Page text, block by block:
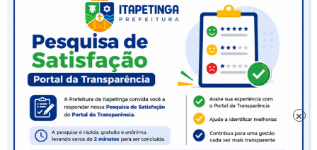
A cerimônia de abertura foi repleta de
emoção. Formaram a mesa de autoridades
pessoas que estiveram envolvidos na
instalação do CAPS II, há 18 anos: a
coordenadora de saúde mental Jadira
Gomes; a responsável técnica, Bethânia
Gama e o médico Carlos Pio. Compuseram a
×